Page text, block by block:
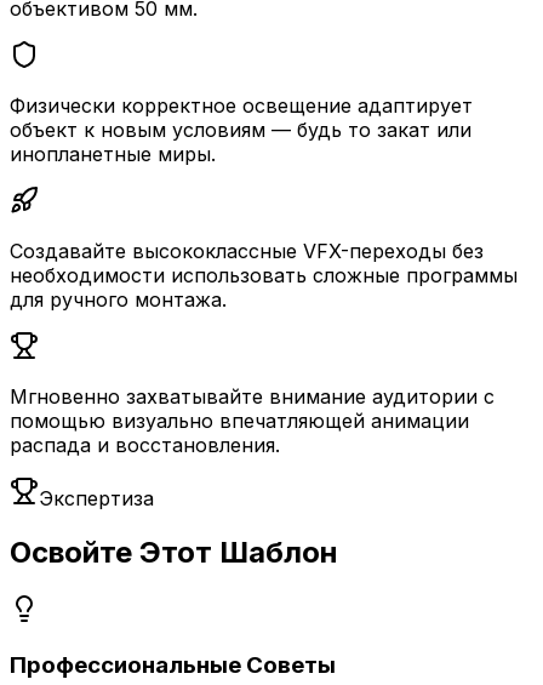
объективом 50 мм.
Физически корректное освещение адаптирует
объект к новым условиям — будь то закат или
инопланетные миры.
Создавайте высококлассные VFX-переходы без
необходимости использовать сложные программы
для ручного монтажа.
Мгновенно захватывайте внимание аудитории с
помощью визуально впечатляющей анимации
распада и восстановления.
Экспертиза
Освойте Этот Шаблон
Профессиональные Советы